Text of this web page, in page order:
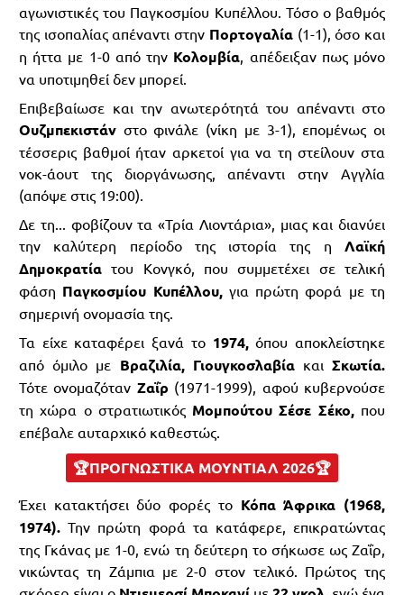
αγωνιστικές του Παγκοσμίου Κυπέλλου. Τόσο ο βαθμός
της ισοπαλίας απέναντι στην Πορτογαλία(1-1), όσο και
η ήττα με 1-0 από την Κολομβία, απέδειξαν πως μόνο
να υποτιμηθεί δεν μπορεί.
Επιβεβαίωσε και την ανωτερότητά του απέναντι στο
Ουζμπεκιστάν στο φινάλε (νίκη με 3-1), επομένως οι
τέσσερις βαθμοί ήταν αρκετοί για να τη στείλουν στα
νοκ-άουτ της διοργάνωσης, απέναντι στην Αγγλία
(απόψε στις 19:00).
Δε τη... φοβίζουν τα «Τρία Λιοντάρια», μιας και διανύει
την καλύτερη περίοδο της ιστορία της η Λαϊκή
Δημοκρατία του Κονγκό, που συμμετέχει σε τελική
φάση Παγκοσμίου Κυπέλλου,για πρώτη φορά με τη
σημερινή ονομασία της.
Τα είχε καταφέρει ξανά το 1974,όπου αποκλείστηκε
από όμιλο με Βραζιλία, ΓιουγκοσλαβίακαιΣκωτία.
Τότε ονομαζόταν Ζαΐρ (1971-1999), αφού κυβερνούσε
τη χώρα ο στρατιωτικός Μομπούτου Σέσε Σέκο,που
επέβαλε αυταρχικό καθεστώς.
🏆ΠΡΟΓΝΩΣΤΙΚΑ ΜΟΥΝΤΙΑΛ 2026🏆
Έχει κατακτήσει δύο φορές το Κόπα Άφρικα (1968,
1974). Την πρώτη φορά τα κατάφερε, επικρατώντας
της Γκάνας με 1-0, ενώ τη δεύτερη το σήκωσε ως Ζαΐρ,
νικώντας τη Ζάμπια με 2-0 στον τελικό. Πρώτος της